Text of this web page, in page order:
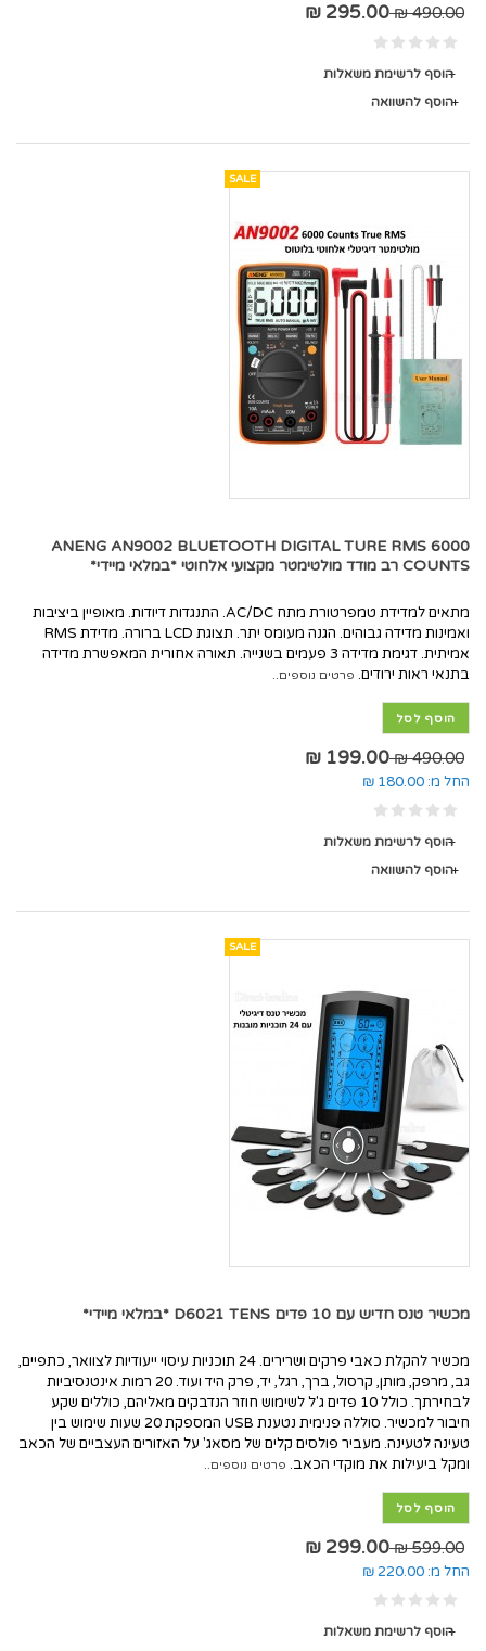
490.00 ₪
295.00 ₪
הוסף לרשימת משאלות
הוסף להשוואה
SALE
ANENG AN9002 BLUETOOTH DIGITAL TURE RMS 6000
COUNTS רב מודד מולטימטר מקצועי אלחוטי *במלאי מיידי*
מתאים למדידת טמפרטורת מתח AC/DC. התנגדות דיודות. מאופיין ביציבות
ואמינות מדידה גבוהים. הגנה מעומס יתר. תצוגת LCD ברורה. מדידת RMS
אמיתית. דגימת מדידה 3 פעמים בשנייה. תאורה אחורית המאפשרת מדידה
בתנאי ראות ירודים. פרטים נוספים..
הוסף לסל
490.00 ₪
199.00 ₪
החל מ: 180.00 ₪
הוסף לרשימת משאלות
הוסף להשוואה
SALE
מכשיר טנס חדיש עם 10 פדים D6021 TENS *במלאי מיידי*
מכשיר להקלת כאבי פרקים ושרירים. 24 תוכניות עיסוי ייעודיות לצוואר, כתפיים,
גב, מרפק, מותן, קרסול, ברך, רגל, יד, פרק היד ועוד. 20 רמות אינטנסיביות
לבחירתך. כולל 10 פדים ג'ל לשימוש חוזר הנדבקים מאליהם, כוללים שקע
חיבור למכשיר. סוללה פנימית נטענת USB המספקת 20 שעות שימוש בין
טעינה לטעינה. מעביר פולסים קלים של מסאג' על האזורים העצביים של הכאב
ומקל ביעילות את מוקדי הכאב. פרטים נוספים..
הוסף לסל
599.00 ₪
299.00 ₪
החל מ: 220.00 ₪
הוסף לרשימת משאלות